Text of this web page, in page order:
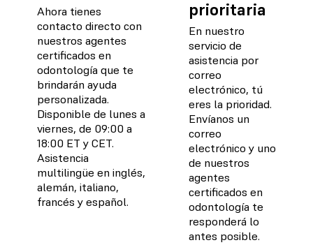
Ahora tienes
contacto directo con
nuestros agentes
certificados en
odontología que te
brindarán ayuda
personalizada.
Disponible de lunes a
viernes, de 09:00 a
18:00 ET y CET.
Asistencia
multilingüe en inglés,
alemán, italiano,
francés y español.
prioritaria
En nuestro
servicio de
asistencia por
correo
electrónico, tú
eres la prioridad.
Envíanos un
correo
electrónico y uno
de nuestros
agentes
certificados en
odontología te
responderá lo
antes posible.